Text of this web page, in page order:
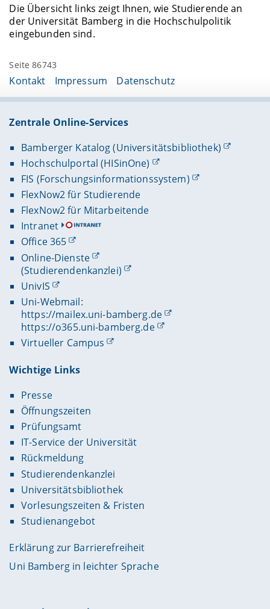
Die Übersicht links zeigt Ihnen, wie Studierende an
der Universität Bamberg in die Hochschulpolitik
eingebunden sind.
Seite 86743
Kontakt Impressum Datenschutz
Zentrale Online-Services
Bamberger Katalog (Universitätsbibliothek)
Hochschulportal (HISinOne)
FIS (Forschungsinformationssystem)
FlexNow2 für Studierende
FlexNow2 für Mitarbeitende
Intranet
Office 365
Online-Dienste
(Studierendenkanzlei)
UnivIS
Uni-Webmail:
https://mailex.uni-bamberg.de
https://o365.uni-bamberg.de
Virtueller Campus
Wichtige Links
Presse
Öffnungszeiten
Prüfungsamt
IT-Service der Universität
Rückmeldung
Studierendenkanzlei
Universitätsbibliothek
Vorlesungszeiten & Fristen
Studienangebot
Erklärung zur Barrierefreiheit
Uni Bamberg in leichter Sprache